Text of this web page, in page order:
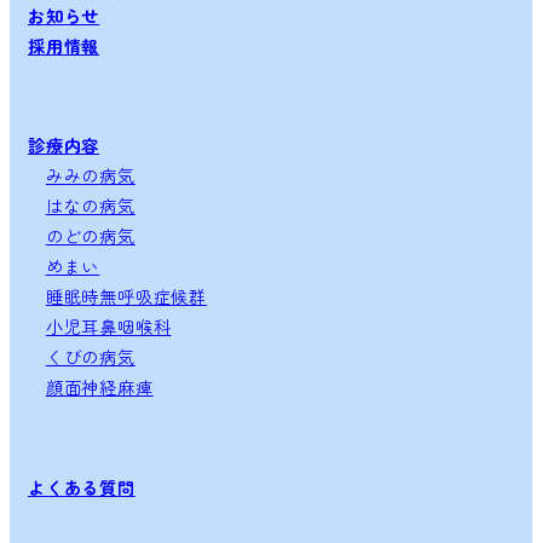
お知らせ
採用情報
診療内容
みみの病気
はなの病気
のどの病気
めまい
睡眠時無呼吸症候群
小児耳鼻咽喉科
くびの病気
顔面神経麻痺
よくある質問